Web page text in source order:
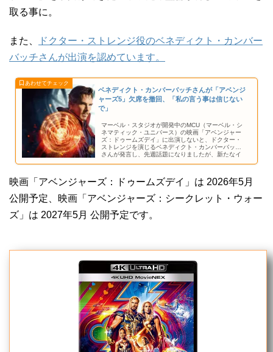
取る事に。
また、
ドクター・ストレンジ役のベネディクト・カンバー
バッチさんが出演を認めています。
ベネディクト・カンバーバッチさんが「アベンジ
ャーズ5」欠席を撤回、「私の言う事は信じない
で」
マーベル・スタジオが開発中のMCU（マーベル・シ
ネマティック・ユニバース）の映画「アベンジャー
ズ：ドゥームズデイ」に出演しないと、ドクター・
ストレンジを演じるベネディクト・カンバーバッチ
さんが発言し、先週話題になりましたが、新たなイ
映画「アベンジャーズ：ドゥームズデイ」は 2026年5月
公開予定、映画「アベンジャーズ：シークレット・ウォー
ズ」は 2027年5月 公開予定です。